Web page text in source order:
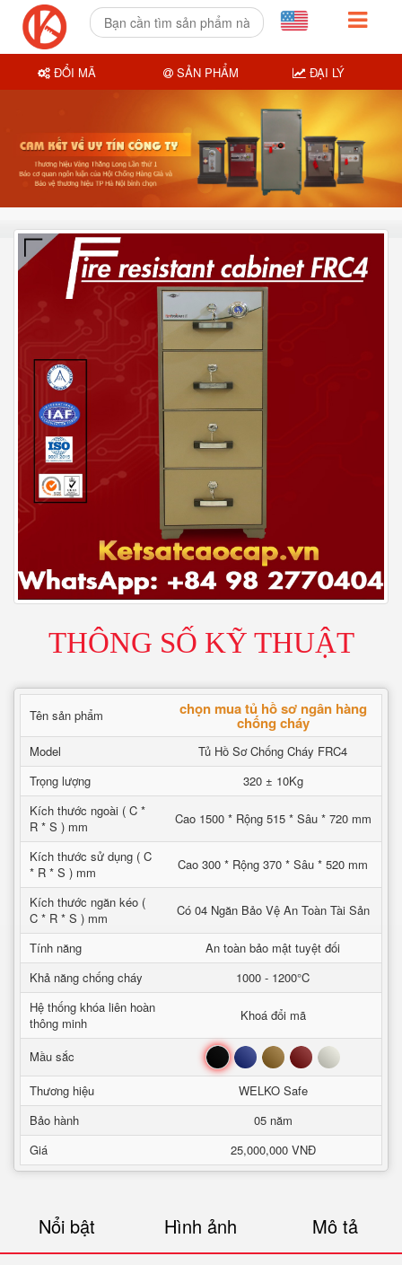
THÔNG SỐ KỸ THUẬT
Tên sản phẩm chọn mua tủ hồ sơ ngân hàng
chống cháy
Model
Tủ Hồ Sơ Chống Cháy FRC4
Trọng lượng
320 ± 10Kg
Kích thước ngoài ( C *
R * S ) mm
Cao 1500 * Rộng 515 * Sâu * 720 mm
Kích thước sử dụng ( C
* R * S ) mm
Cao 300 * Rộng 370 * Sâu * 520 mm
Kích thước ngăn kéo (
C * R * S ) mm
Có 04 Ngăn Bảo Vệ An Toàn Tài Sản
Tính năng
An toàn bảo mật tuyệt đối
Khả năng chống cháy
1000 - 1200°C
Hệ thống khóa liên hoàn
thông minh
Khoá đổi mã
Mầu sắc Đen Xanh Nâu Đỏ Trắng
Thương hiệu
WELKO Safe
Bảo hành
05 năm
Giá
25,000,000 VNĐ
Nổi bật Hình ảnh Mô tả
ĐỔI MÃ SẢN PHẨM ĐẠI LÝ